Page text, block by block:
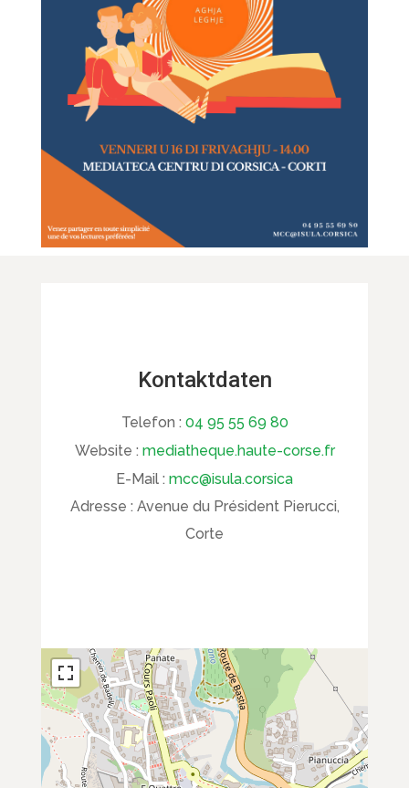
Kontaktdaten
Telefon : 04 95 55 69 80
Website : mediatheque.haute-corse.fr
E-Mail : mcc@isula.corsica
Adresse : Avenue du Président Pierucci,
Corte